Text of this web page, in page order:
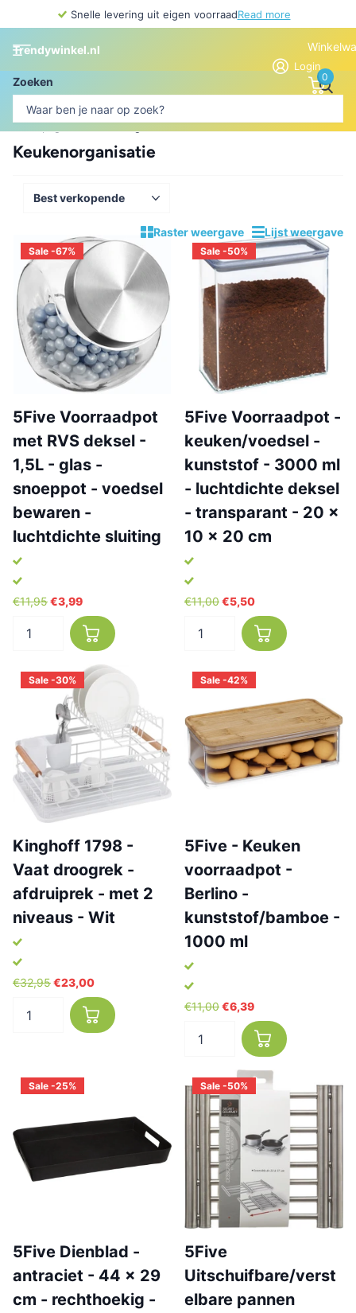
Snelle levering uit eigen voorraadRead more
Trendywinkel.nl
Zoeken
Login
0
Homepage Keukenorganisatie
Keukenorganisatie
Raster weergave Lijst weergave
Sale -67%
5Five Voorraadpot
met RVS deksel -
1,5L - glas -
snoeppot - voedsel
bewaren -
luchtdichte sluiting
€11,95€3,99
Sale -50%
5Five Voorraadpot -
keuken/voedsel -
kunststof - 3000 ml
- luchtdichte deksel
- transparant - 20 x
10 x 20 cm
€11,00€5,50
Sale -30%
Kinghoff 1798 -
Vaat droogrek -
afdruiprek - met 2
niveaus - Wit
€32,95€23,00
Sale -42%
5Five - Keuken
voorraadpot -
Berlino -
kunststof/bamboe -
1000 ml
€11,00€6,39
Sale -25%
5Five Dienblad -
antraciet - 44 x 29
cm - rechthoekig -
Sale -50%
5Five
Uitschuifbare/verst
elbare pannen